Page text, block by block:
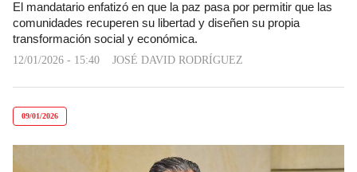
El mandatario enfatizó en que la paz pasa por permitir que las
comunidades recuperen su libertad y diseñen su propia
transformación social y económica.
12/01/2026 - 15:40 JOSÉ DAVID RODRÍGUEZ
09/01/2026